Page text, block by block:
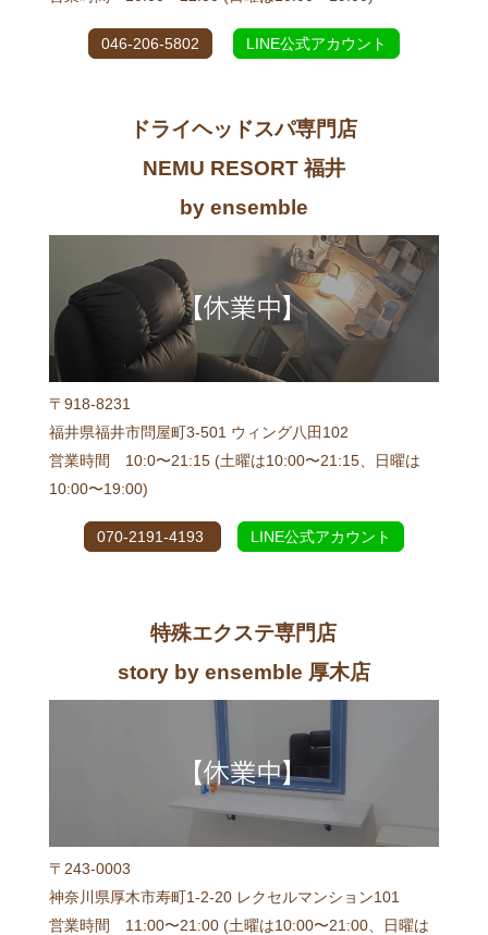
046-206-5802 LINE公式アカウント
ドライヘッドスパ専門店
NEMU RESORT 福井
by ensemble
〒918-8231
福井県福井市問屋町3-501 ウィング八田102
営業時間 10:0〜21:15 (土曜は10:00〜21:15、日曜は
10:00〜19:00)
070-2191-4193 LINE公式アカウント
特殊エクステ専門店
story by ensemble 厚木店
〒243-0003
神奈川県厚木市寿町1-2-20 レクセルマンション101
営業時間 11:00〜21:00 (土曜は10:00〜21:00、日曜は